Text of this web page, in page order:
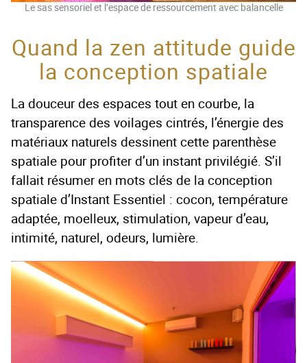
Le sas sensoriel et l’espace de ressourcement avec balancelle
Quand la zen attitude guide
la conception spatiale
La douceur des espaces tout en courbe, la
transparence des voilages cintrés, l’énergie des
matériaux naturels dessinent cette parenthèse
spatiale pour profiter d’un instant privilégié. S’il
fallait résumer en mots clés de la conception
spatiale d’Instant Essentiel : cocon, température
adaptée, moelleux, stimulation, vapeur d’eau,
intimité, naturel, odeurs, lumière.